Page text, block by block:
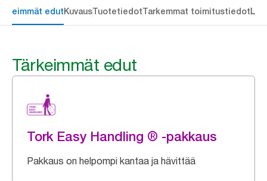
edutKuvausTuotetiedotTarkemmat toimitustiedot
Tärkeimmät edut
Tork Easy Handling ® -pakkaus
Pakkaus on helpompi kantaa ja hävittää